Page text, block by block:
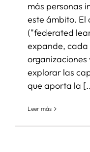
más personas
este ámbito.
("federated
expande, cada
organizaciones
explorar las
que aporta la
Leer más